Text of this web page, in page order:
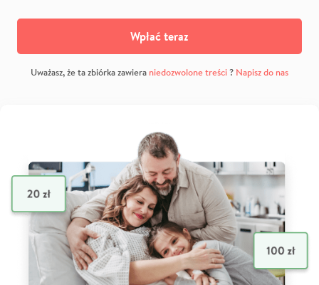
Wpłać teraz
Uważasz, że ta zbiórka zawiera niedozwolone treści? Napisz do nas